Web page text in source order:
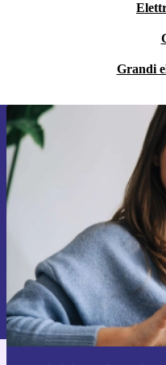
Grandi
Iscriviti
newsletter
Non farti
Per maggiori informazioni
Normativa sulla privacy